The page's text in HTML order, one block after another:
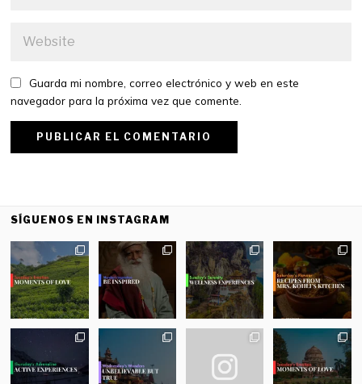
Guarda mi nombre, correo electrónico y web en este
navegador para la próxima vez que comente.
SÍGUENOS EN INSTAGRAM